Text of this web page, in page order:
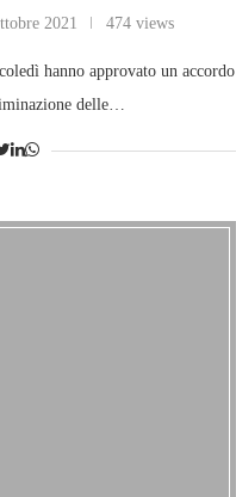
2021 474 views
hanno approvato un accordo
delle…